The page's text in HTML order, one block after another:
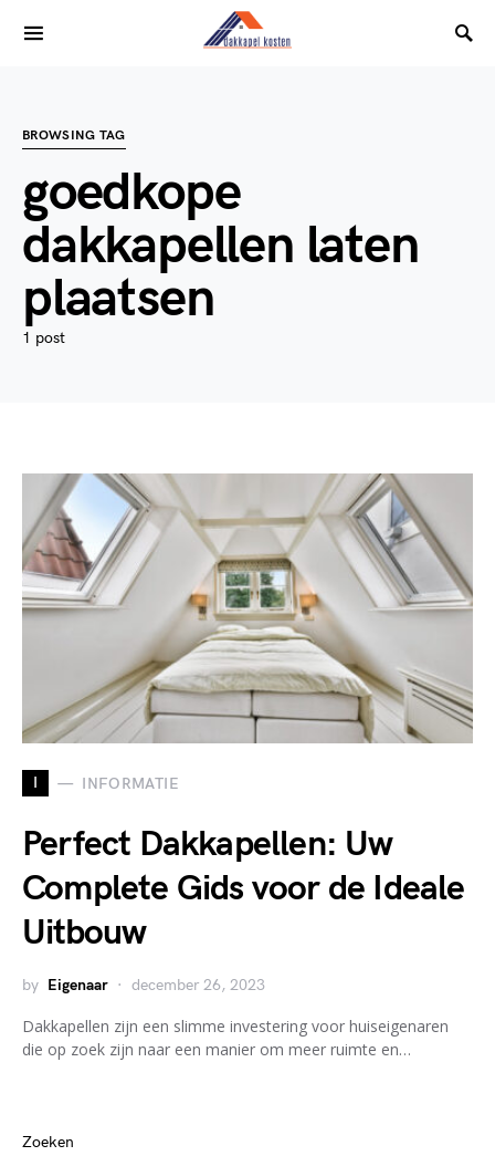
BROWSING TAG
goedkope
dakkapellen laten
plaatsen
1 post
I INFORMATIE
Perfect Dakkapellen: Uw
Complete Gids voor de Ideale
Uitbouw
by Eigenaar december 26, 2023
Dakkapellen zijn een slimme investering voor huiseigenaren
die op zoek zijn naar een manier om meer ruimte en…
Zoeken